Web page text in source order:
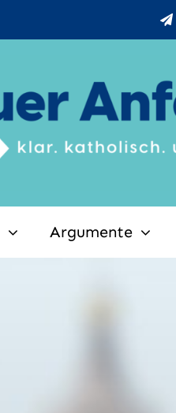
Argumente